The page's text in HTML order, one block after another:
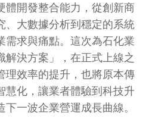
體開發整合能力，從創新商
、大數據分析到穩定的系統
需求與痛點。這次為石化業
解決方案」，在正式上線之
理效率的提升，也將原本傳
慧化，讓業者體驗到科技升
一波企業營運成長曲線。